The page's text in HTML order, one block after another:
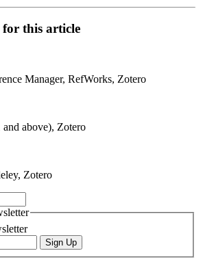
this article
Manager, RefWorks, Zotero
above), Zotero
Zotero